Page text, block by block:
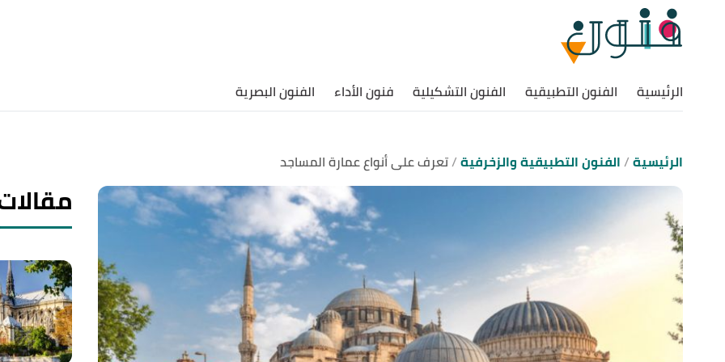
الرئيسية الفنون التطبيقية الفنون التشكيلية فنون الأداء الفنون البصرية
الرئيسية الفنون التطبيقية والزخرفية تعرف على أنواع عمارة المساجد